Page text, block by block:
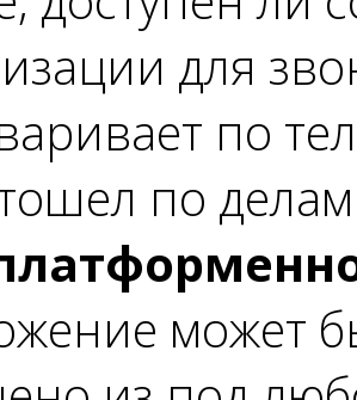
для
по
по
может